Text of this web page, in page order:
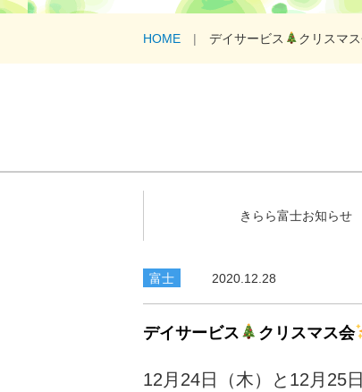
HOME デイサービス クリスマ
きらら富士お知らせ
富士 2020.12.28
デイサービス クリスマス会
12月24日（木）と12月25